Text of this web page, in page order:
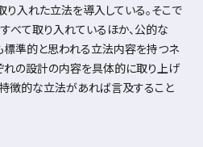
入れた立法を導入している。そこで
べて取り入れているほか、公的な
標準的と思われる立法内容を持つネ
れの設計の内容を具体的に取り上げ
特徴的な立法があれば言及すること